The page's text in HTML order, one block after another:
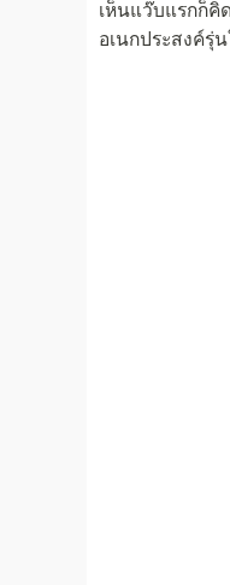
เห็นแว๊บแรกก็คิ
อเนกประสงค์รุ่